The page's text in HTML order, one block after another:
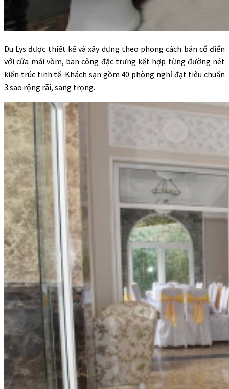
Du Lys được thiết kế và xây dựng theo phong cách bán cổ điển
với cửa mái vòm, ban công đặc trưng kết hợp từng đường nét
kiến trúc tinh tế. Khách sạn gồm 40 phòng nghỉ đạt tiêu chuẩn
3 sao rộng rãi, sang trọng.